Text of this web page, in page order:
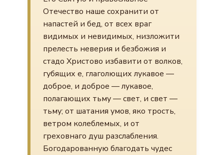
Отечество наше сохранити от
напастей и бед, от всех враг
видимых и невидимых, низложити
прелесть неверия и безбожия и
стадо Христово избавити от волков,
губящих е, глаголющих лукавое —
доброе, и доброе — лукавое,
полагающих тьму — свет, и свет —
тьму; от шатания умов, яко трость,
ветром колеблемых, и от
греховнаго душ разслабления.
Богодарованную благодать чудес